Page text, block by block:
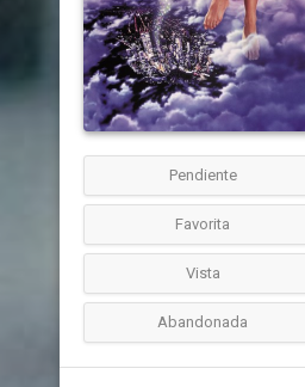
Pendiente
Favorita
Vista
Abandonada